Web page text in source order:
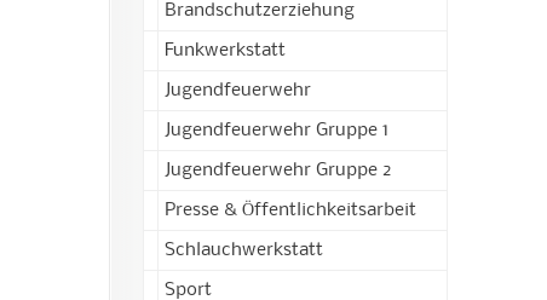
Brandschutzerziehung
Funkwerkstatt
Jugendfeuerwehr
Jugendfeuerwehr Gruppe 1
Jugendfeuerwehr Gruppe 2
Presse & Öffentlichkeitsarbeit
Schlauchwerkstatt
Sport